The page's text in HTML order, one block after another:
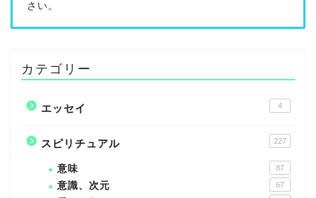
さい。
カテゴリー
エッセイ 4
スピリチュアル 227
意味 87
意識、次元 67